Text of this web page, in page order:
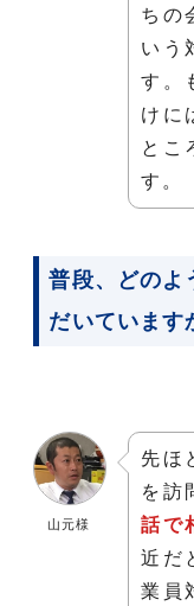
ちの
いう
す。
けに
とこ
す。
普段、どのよ
だいています
山元様
先ほ
を訪
話で
近だ
業員